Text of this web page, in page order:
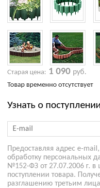
Старая цена: 1 090 руб.
Товар временно отсутствует
Узнать о поступлении
Предоставляя адрес e-
обработку персональных
№152-ФЗ от 27.07.2006 г.
поступлении товара.
разглашению третьим